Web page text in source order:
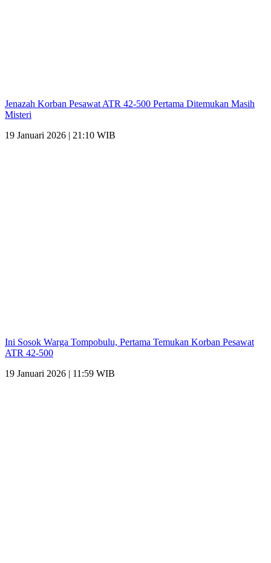
Jenazah Korban Pesawat ATR 42-500 Pertama Ditemukan Masih
Misteri
19 Januari 2026 | 21:10 WIB
Ini Sosok Warga Tompobulu, Pertama Temukan Korban Pesawat
ATR 42-500
19 Januari 2026 | 11:59 WIB